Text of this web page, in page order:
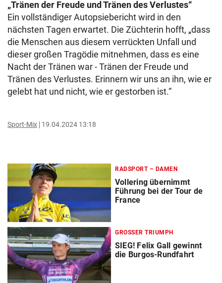
„Tränen der Freude und Tränen des Verlustes“
Ein vollständiger Autopsiebericht wird in den
nächsten Tagen erwartet. Die Züchterin hofft, „dass
die Menschen aus diesem verrückten Unfall und
dieser großen Tragödie mitnehmen, dass es eine
Nacht der Tränen war - Tränen der Freude und
Tränen des Verlustes. Erinnern wir uns an ihn, wie er
gelebt hat und nicht, wie er gestorben ist.“
Sport-Mix 19.04.2024 13:18
RADSPORT – DAMEN
Vollering übernimmt
Führung bei der Tour de
France
GROSSER TRIUMPH
SIEG! Felix Gall gewinnt
die Burgos-Rundfahrt